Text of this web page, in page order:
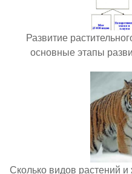
Развитие
основные этапы
Сколько видов растений